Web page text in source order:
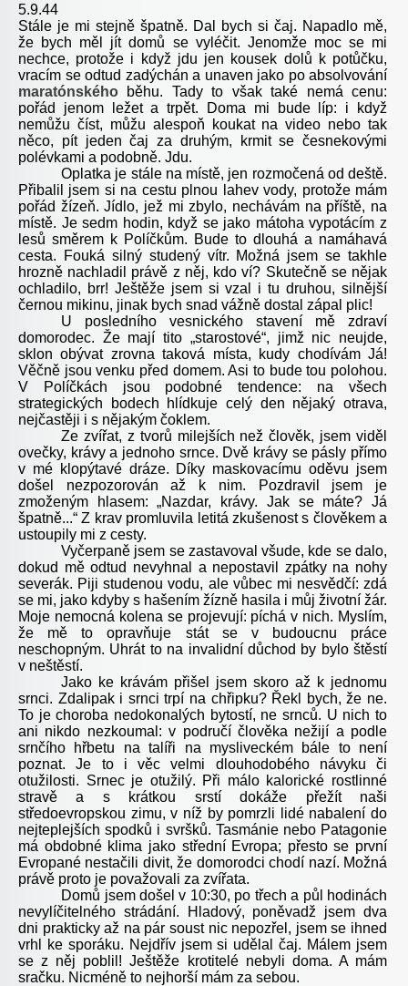
5.9.44
Stále je mi stejně špatně. Dal bych si čaj. Napadlo mě,
že bych měl jít domů se vyléčit. Jenomže moc se mi
nechce, protože i když jdu jen kousek dolů k potůčku,
vracím se odtud zadýchán a unaven jako po absolvování
maratónského běhu. Tady to však také nemá cenu:
pořád jenom ležet a trpět. Doma mi bude líp: i když
nemůžu číst, můžu alespoň koukat na video nebo tak
něco, pít jeden čaj za druhým, krmit se česnekovými
polévkami a podobně. Jdu.
Oplatka je stále na místě, jen rozmočená od deště.
Přibalil jsem si na cestu plnou lahev vody, protože mám
pořád žízeň. Jídlo, jež mi zbylo, nechávám na příště, na
místě. Je sedm hodin, když se jako mátoha vypotácím z
lesů směrem k Políčkům. Bude to dlouhá a namáhavá
cesta. Fouká silný studený vítr. Možná jsem se takhle
hrozně nachladil právě z něj, kdo ví? Skutečně se nějak
ochladilo, brr! Ještěže jsem si vzal i tu druhou, silnější
černou mikinu, jinak bych snad vážně dostal zápal plic!
U posledního vesnického stavení mě zdraví
domorodec. Že mají tito „starostové“, jimž nic neujde,
sklon obývat zrovna taková místa, kudy chodívám Já!
Věčně jsou venku před domem. Asi to bude tou polohou.
V Políčkách jsou podobné tendence: na všech
strategických bodech hlídkuje celý den nějaký otrava,
nejčastěji i s nějakým čoklem.
Ze zvířat, z tvorů milejších než člověk, jsem viděl
ovečky, krávy a jednoho srnce. Dvě krávy se pásly přímo
v mé klopýtavé dráze. Díky maskovacímu oděvu jsem
došel nezpozorován až k nim. Pozdravil jsem je
zmoženým hlasem: „Nazdar, krávy. Jak se máte? Já
špatně...“ Z krav promluvila letitá zkušenost s člověkem a
ustoupily mi z cesty.
Vyčerpaně jsem se zastavoval všude, kde se dalo,
dokud mě odtud nevyhnal a nepostavil zpátky na nohy
severák. Piji studenou vodu, ale vůbec mi nesvědčí: zdá
se mi, jako kdyby s hašením žízně hasila i můj životní žár.
Moje nemocná kolena se projevují: píchá v nich. Myslím,
že mě to opravňuje stát se v budoucnu práce
neschopným. Uhrát to na invalidní důchod by bylo štěstí
v neštěstí.
Jako ke krávám přišel jsem skoro až k jednomu
srnci. Zdalipak i srnci trpí na chřipku? Řekl bych, že ne.
To je choroba nedokonalých bytostí, ne srnců. U nich to
ani nikdo nezkoumal: v područí člověka nežijí a podle
srnčího hřbetu na talíři na mysliveckém bále to není
poznat. Je to i věc velmi dlouhodobého návyku či
otužilosti. Srnec je otužilý. Při málo kalorické rostlinné
stravě a s krátkou srstí dokáže přežít naši
středoevropskou zimu, v níž by pomrzli lidé nabalení do
nejteplejších spodků i svršků. Tasmánie nebo Patagonie
má obdobné klima jako střední Evropa; přesto se první
Evropané nestačili divit, že domorodci chodí nazí. Možná
právě proto je považovali za zvířata.
Domů jsem došel v 10:30, po třech a půl hodinách
nevylíčitelného strádání. Hladový, poněvadž jsem dva
dni prakticky až na pár soust nic nepozřel, jsem se ihned
vrhl ke sporáku. Nejdřív jsem si udělal čaj. Málem jsem
se z něj poblil! Ještěže krotitelé nebyli doma. A mám
sračku. Nicméně to nejhorší mám za sebou.